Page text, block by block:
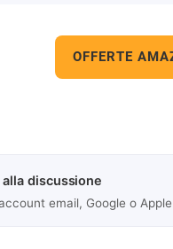
OFFERTE
discussione
email, Google o